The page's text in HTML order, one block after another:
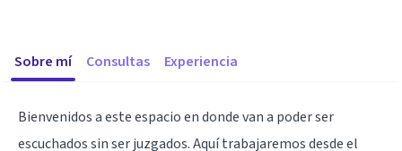
Sobre mí Consultas Experiencia
Bienvenidos a este espacio en donde van a poder ser
escuchados sin ser juzgados. Aquí trabajaremos desde el